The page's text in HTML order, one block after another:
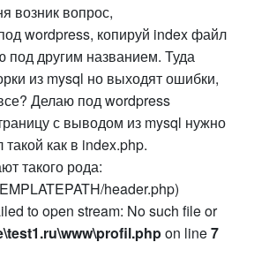
возник вопрос,
wordpress, копируй index файл
под другим названием. Туда
из mysql но выходят ошибки,
Делаю под wordpress
с выводом из mysql нужно
как в index.php.
такого рода:
header.php)
to open stream: No such file or
on line7